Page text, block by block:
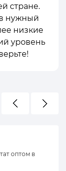
стране.
нужный
низкие
уровень
оптом в